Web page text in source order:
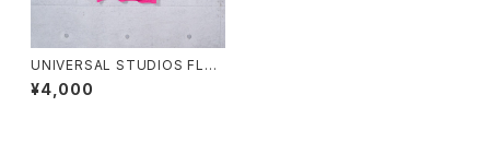
UNIVERSAL STUDIOS FLO
RIDA BETTY BOOP T-SHIR
T (used)
¥4,000